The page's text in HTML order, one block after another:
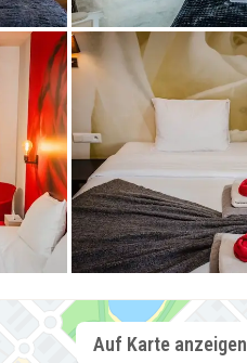
Auf Karte anzeigen